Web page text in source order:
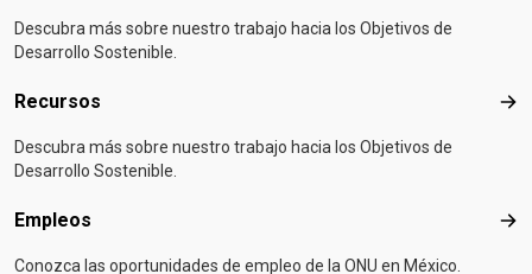
Descubra más sobre nuestro trabajo hacia los Objetivos de
Desarrollo Sostenible.
Recursos
Descubra más sobre nuestro trabajo hacia los Objetivos de
Desarrollo Sostenible.
Empleos
Conozca las oportunidades de empleo de la ONU en México.